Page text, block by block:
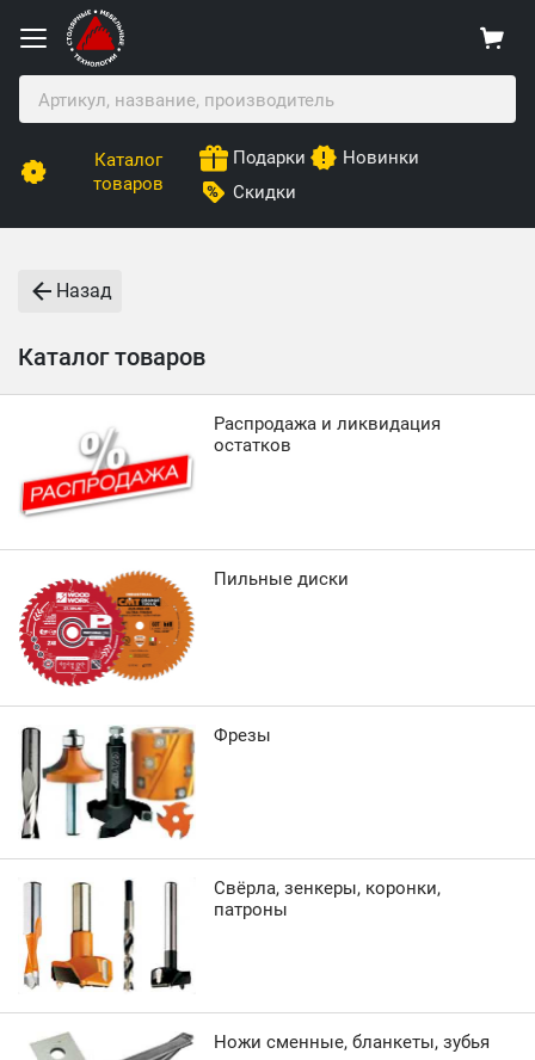
Каталог
товаров
Подарки
Новинки
Скидки
Назад
Каталог товаров
Распродажа и ликвидация
остатков
Пильные диски
Фрезы
Свёрла, зенкеры, коронки,
патроны
Ножи сменные, бланкеты, зубья